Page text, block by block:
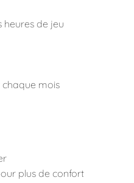
heures de jeu
mois
plus de confort